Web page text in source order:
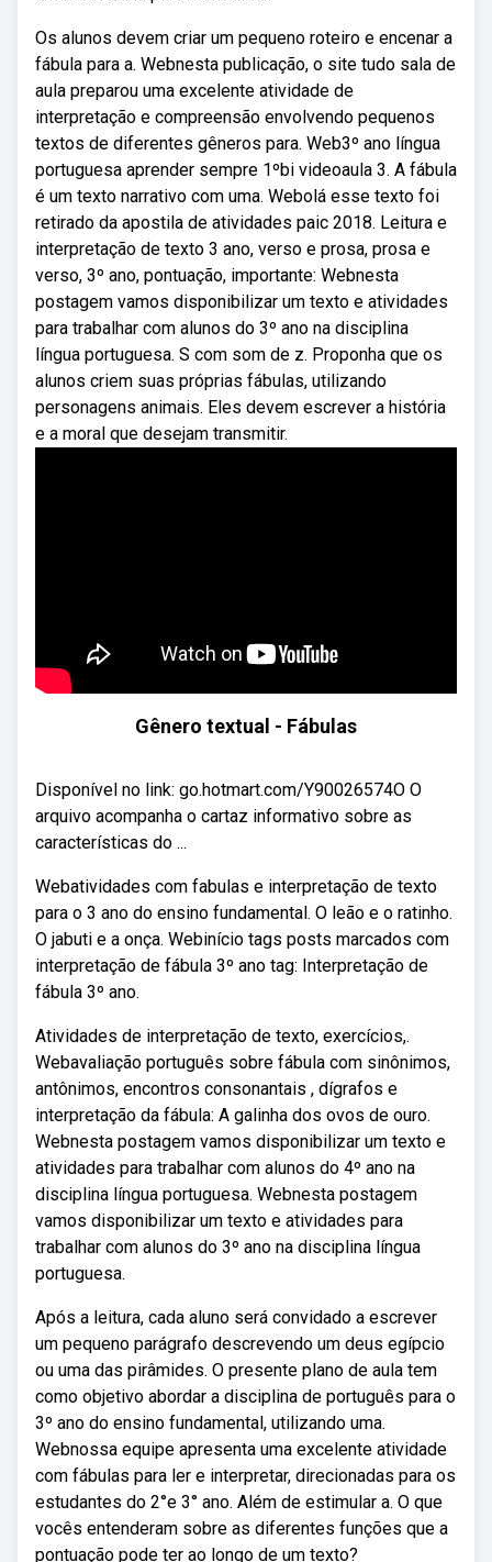
Os alunos devem criar um pequeno roteiro e encenar a
fábula para a. Webnesta publicação, o site tudo sala de
aula preparou uma excelente atividade de
interpretação e compreensão envolvendo pequenos
textos de diferentes gêneros para. Web3º ano língua
portuguesa aprender sempre 1ºbi videoaula 3. A fábula
é um texto narrativo com uma. Webolá esse texto foi
retirado da apostila de atividades paic 2018. Leitura e
interpretação de texto 3 ano, verso e prosa, prosa e
verso, 3º ano, pontuação, importante: Webnesta
postagem vamos disponibilizar um texto e atividades
para trabalhar com alunos do 3º ano na disciplina
língua portuguesa. S com som de z. Proponha que os
alunos criem suas próprias fábulas, utilizando
personagens animais. Eles devem escrever a história
e a moral que desejam transmitir.
Gênero textual - Fábulas
Disponível no link: go.hotmart.com/Y90026574O O
arquivo acompanha o cartaz informativo sobre as
características do ...
Webatividades com fabulas e interpretação de texto
para o 3 ano do ensino fundamental. O leão e o ratinho.
O jabuti e a onça. Webinício tags posts marcados com
interpretação de fábula 3º ano tag: Interpretação de
fábula 3º ano.
Atividades de interpretação de texto, exercícios,.
Webavaliação português sobre fábula com sinônimos,
antônimos, encontros consonantais , dígrafos e
interpretação da fábula: A galinha dos ovos de ouro.
Webnesta postagem vamos disponibilizar um texto e
atividades para trabalhar com alunos do 4º ano na
disciplina língua portuguesa. Webnesta postagem
vamos disponibilizar um texto e atividades para
trabalhar com alunos do 3º ano na disciplina língua
portuguesa.
Após a leitura, cada aluno será convidado a escrever
um pequeno parágrafo descrevendo um deus egípcio
ou uma das pirâmides. O presente plano de aula tem
como objetivo abordar a disciplina de português para o
3º ano do ensino fundamental, utilizando uma.
Webnossa equipe apresenta uma excelente atividade
com fábulas para ler e interpretar, direcionadas para os
estudantes do 2°e 3° ano. Além de estimular a. O que
vocês entenderam sobre as diferentes funções que a
pontuação pode ter ao longo de um texto?